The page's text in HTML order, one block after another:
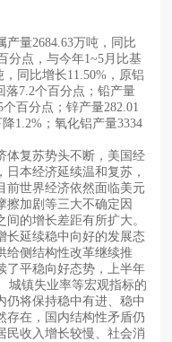
量2684.63万吨，同比
分点，与今年1~5月比基
同比增长11.50%，原铝
落7.2个百分点；铅产量
百分点；锌产量282.01
1.2%；氧化铝产量3334
复苏势头不断，美国经
本经济延续温和复苏，
前世界经济依然面临美元
擦加剧等三大不确定因
的增长差距有所扩大。
延续稳中向好的发展态
给侧结构性改革继续推
了平稳向好态势，上半年
城镇失业率等宏观指标的
仍将保持稳中有进、稳中
存在，国内结构性矛盾仍
民收入增长较慢、社会消